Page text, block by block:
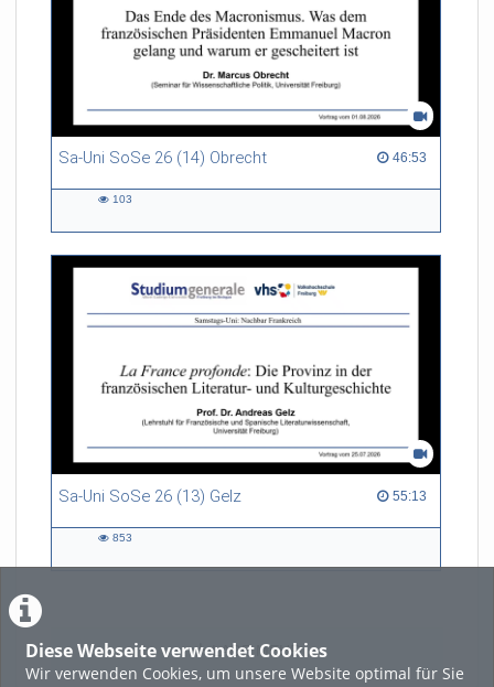
Diese Webseite verwendet Cookies
Wir verwenden Cookies, um unsere Website optimal für Sie
Sa-Uni SoSe 26 (14) Obrecht 46:53
46:53 duration
103
Sa-Uni SoSe 26 (13) Gelz 55:13
55:13 duration
853
LADE MEHR